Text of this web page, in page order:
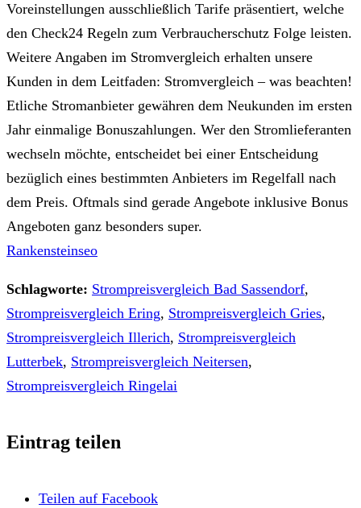
Voreinstellungen ausschließlich Tarife präsentiert, welche
den Check24 Regeln zum Verbraucherschutz Folge leisten.
Weitere Angaben im Stromvergleich erhalten unsere
Kunden in dem Leitfaden: Stromvergleich – was beachten!
Etliche Stromanbieter gewähren dem Neukunden im ersten
Jahr einmalige Bonuszahlungen. Wer den Stromlieferanten
wechseln möchte, entscheidet bei einer Entscheidung
bezüglich eines bestimmten Anbieters im Regelfall nach
dem Preis. Oftmals sind gerade Angebote inklusive Bonus
Angeboten ganz besonders super.
Rankensteinseo
Schlagworte: Strompreisvergleich Bad Sassendorf,
Strompreisvergleich Ering, Strompreisvergleich Gries,
Strompreisvergleich Illerich, Strompreisvergleich
Lutterbek, Strompreisvergleich Neitersen,
Strompreisvergleich Ringelai
Eintrag teilen
Teilen auf Facebook